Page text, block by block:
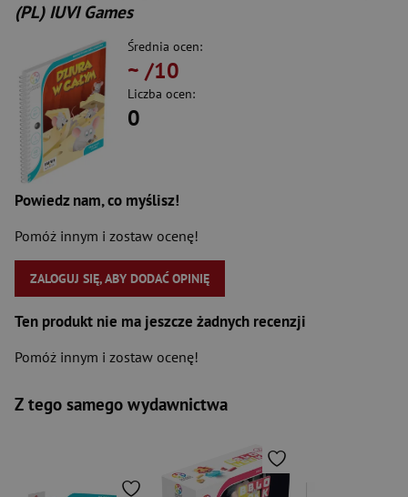
(PL) IUVI Games
Średnia ocen:
~ /10
Liczba ocen:
0
Powiedz nam, co myślisz!
Pomóż innym i zostaw ocenę!
ZALOGUJ SIĘ, ABY DODAĆ OPINIĘ
Ten produkt nie ma jeszcze żadnych recenzji
Pomóż innym i zostaw ocenę!
Z tego samego wydawnictwa